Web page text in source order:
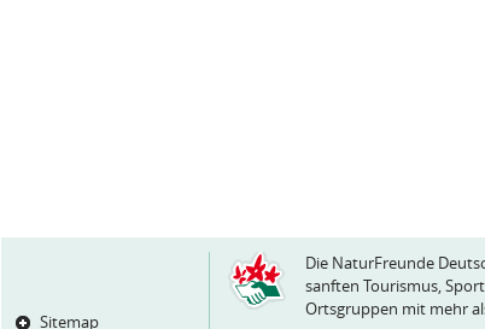
Sitemap
Die NaturFreunde
sanften Tourismus,
Ortsgruppen mit mehr